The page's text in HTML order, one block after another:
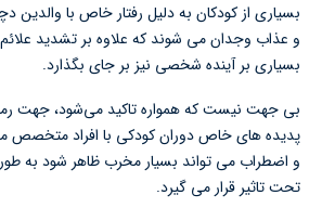
بسیاری از کودکان به دلیل رفتار خاص با والدین
و عذاب وجدان می شوند که علاوه بر تشدید
بسیاری بر آینده شخصی نیز بر جای بگذارد.
بی جهت نیست که همواره تاکید می‌شود، جهت
پدیده های خاص دوران کودکی با افراد
و اضطراب می تواند بسیار مخرب ظاهر شود به
تحت تاثیر قرار می گیرد.